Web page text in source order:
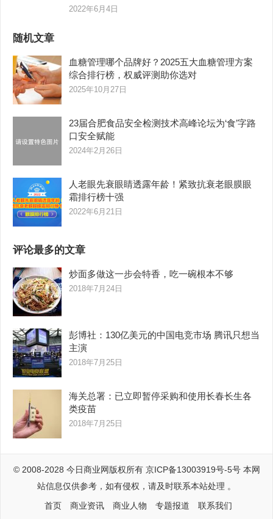
2022年6月4日
随机文章
血糖管理哪个品牌好？2025五大血糖管理方案
综合排行榜，权威评测助你选对
2025年10月27日
23届合肥食品安全检测技术高峰论坛为‘食’字路
口安全赋能
2024年2月26日
人老眼先衰眼睛透露年龄！紧致抗衰老眼膜眼
霜排行榜十强
2022年6月21日
评论最多的文章
炒面多做这一步会特香，吃一碗根本不够
2018年7月24日
彭博社：130亿美元的中国电竞市场 腾讯只想当
主演
2018年7月25日
海关总署：已立即暂停采购和使用长春长生各
类疫苗
2018年7月25日
© 2008-2028 今日商业网版权所有 京ICP备13003919号-5号本网
站信息仅供参考，如有侵权，请及时联系本站处理 。
首页
商业资讯 商业人物 专题报道 联系我们